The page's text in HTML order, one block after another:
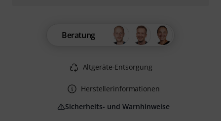
Beratung
Altgeräte-Entsorgung
Herstellerinformationen
Sicherheits- und Warnhinweise